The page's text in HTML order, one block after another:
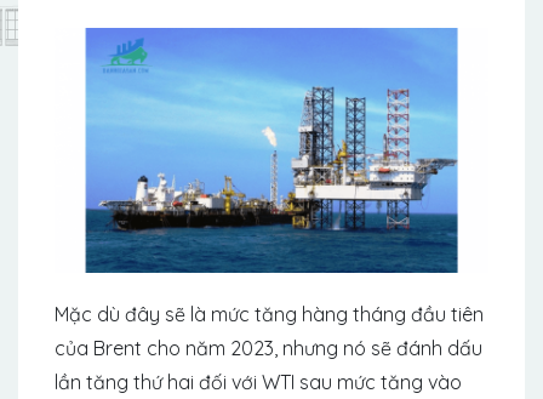
Mặc dù đây sẽ là mức tăng hàng tháng đầu tiên
của Brent cho năm 2023, nhưng nó sẽ đánh dấu
lần tăng thứ hai đối với WTI sau mức tăng vào